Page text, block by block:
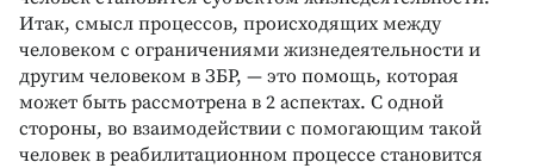
Итак, смысл процессов, происходящих между
человеком с ограничениями жизнедеятельности и
другим человеком в ЗБР, — это помощь, которая
может быть рассмотрена в 2 аспектах. С одной
стороны, во взаимодействии с помогающим такой
человек в реабилитационном процессе становится